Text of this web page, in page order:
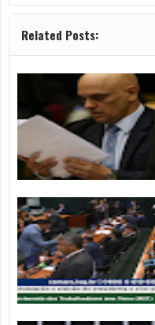
Related Posts: